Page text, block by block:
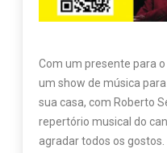
Com um presente para
um show de música
sua casa, com Roberto
repertório musical do
agradar todos os gostos.